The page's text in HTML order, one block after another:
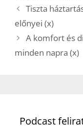
Tiszta
előnyei (x)
A komfort és
minden napra (x)
Podcast